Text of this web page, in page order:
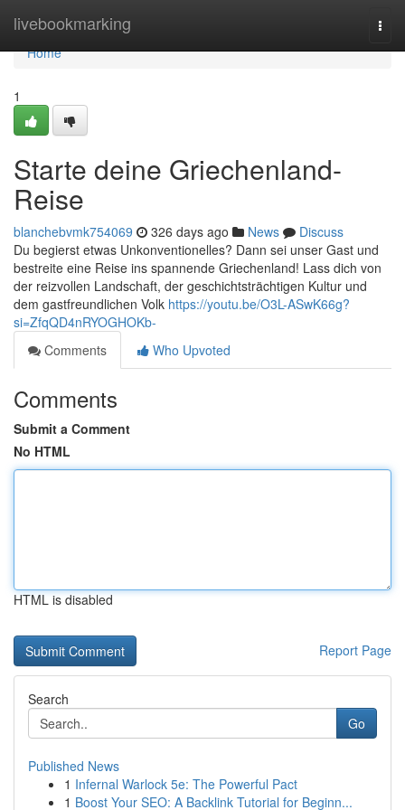
livebookmarking
Home
Home
1
Starte deine Griechenland-
Reise
blanchebvmk754069 326 days ago News
Discuss
Du begierst etwas Unkonventionelles? Dann sei unser Gast und
bestreite eine Reise ins spannende Griechenland! Lass dich von
der reizvollen Landschaft, der geschichtsträchtigen Kultur und
dem gastfreundlichen Volk https://youtu.be/O3L-ASwK66g?
si=ZfqQD4nRYOGHOKb-
Comments
Who Upvoted
Comments
Submit a Comment
No HTML
HTML is disabled
Report Page
Search
Go
Published News
1 Infernal Warlock 5e: The Powerful Pact
1 Boost Your SEO: A Backlink Tutorial for Beginn...